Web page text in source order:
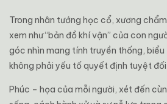
Trong nhân tướng học cổ, xương
xem như “bản đồ khí vận” của con
góc nhìn mang tính truyền thống,
không phải yếu tố quyết định tuyệt đối
Phúc – họa của mỗi người, xét đến